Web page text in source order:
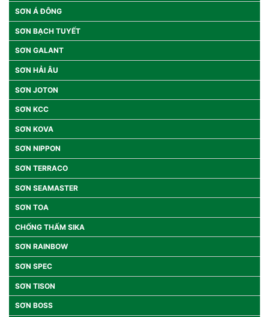
SƠN Á ĐÔNG
SƠN BẠCH TUYẾT
SƠN GALANT
SƠN HẢI ÂU
SƠN JOTON
SƠN KCC
SƠN KOVA
SƠN NIPPON
SƠN TERRACO
SƠN SEAMASTER
SƠN TOA
CHỐNG THẤM SIKA
SƠN RAINBOW
SƠN SPEC
SƠN TISON
SƠN BOSS